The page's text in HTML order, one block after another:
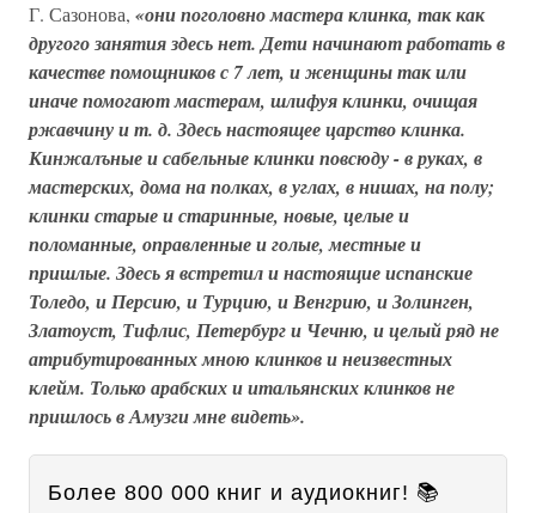
Г. Сазонова, «они поголовно мастера клинка, так как
другого занятия здесь нет. Дети начинают работать в
качестве помощников с 7 лет, и женщины так или
иначе помогают мастерам, шлифуя клинки, очищая
ржавчину и т. д. Здесь настоящее царство клинка.
Кинжалъные и сабельные клинки повсюду - в руках, в
мастерских, дома на полках, в углах, в нишах, на полу;
клинки старые и старинные, новые, целые и
поломанные, оправленные и голые, местные и
пришлые. Здесь я встретил и настоящие испанские
Толедо, и Персию, и Турцию, и Венгрию, и Золинген,
Златоуст, Тифлис, Петербург и Чечню, и целый ряд не
атрибутированных мною клинков и неизвестных
клейм. Только арабских и итальянских клинков не
пришлось в Амузги мне видеть».
Более 800 000 книг и аудиокниг! 📚